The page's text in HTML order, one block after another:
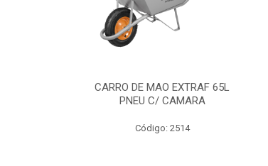
CARRO DE MAO EXTRAF 65L
PNEU C/ CAMARA
Código: 2514